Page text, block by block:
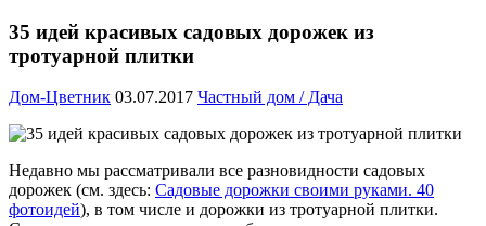
35 идей красивых садовых дорожек из
тротуарной плитки
Дом-Цветник 03.07.2017 Частный дом / Дача
Недавно мы рассматривали все разновидности садовых
дорожек (см. здесь: Садовые дорожки своими руками. 40
фотоидей), в том числе и дорожки из тротуарной плитки.